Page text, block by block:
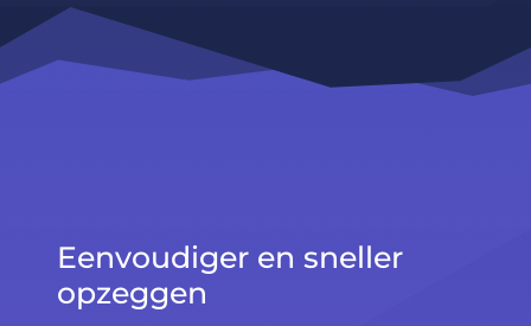
Eenvoudiger en sneller
opzeggen